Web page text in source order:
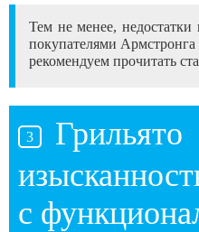
Тем не менее,
покупателями
рекомендуем прочитать
с